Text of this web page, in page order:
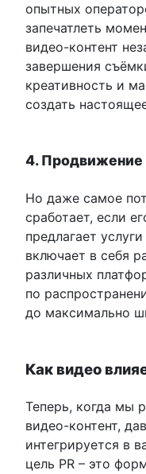
опытных
запечатлеть
видео-контент
завершения
креативность и
создать
4. Продвижение
Но даже самое
сработает, если
предлагает
включает в себя
различных
по
до максимально
Как видео
Теперь, когда мы
видео-контент,
интегрируется в
цель PR – это